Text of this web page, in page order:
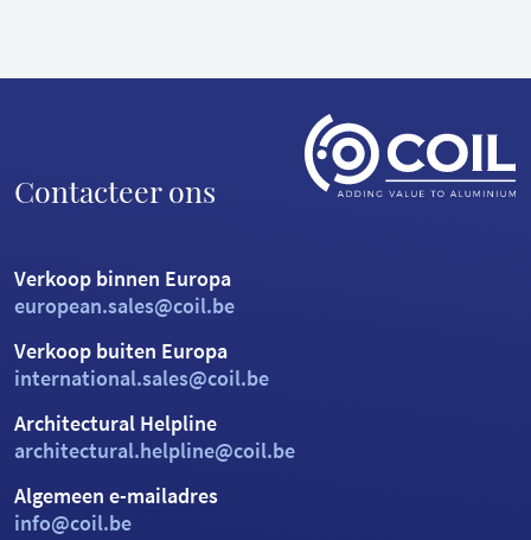
Contacteer ons
Verkoop binnen Europa
european.sales@coil.be
Verkoop buiten Europa
international.sales@coil.be
Architectural Helpline
architectural.helpline@coil.be
Algemeen e-mailadres
info@coil.be